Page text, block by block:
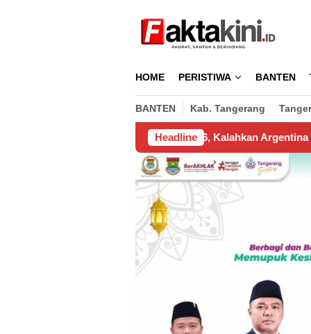
HOME PERISTIWA BANTEN
BANTEN Kab. Tangerang
Headline
Piala Dunia 2026, Kalahkan Argentina 1 – 0 Gubernur